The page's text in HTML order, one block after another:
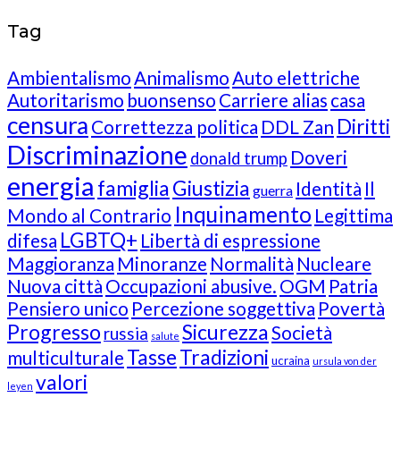
Tag
Ambientalismo Animalismo Auto elettriche
Autoritarismo buonsenso Carriere alias casa
censura Correttezza politica DDL Zan Diritti
Discriminazione donald trump Doveri
energia famigliaGiustizia guerra Identità Il
Mondo al Contrario Inquinamento Legittima
difesa LGBTQ+ Libertà di espressione
Maggioranza Minoranze Normalità Nucleare
Nuova città Occupazioni abusive. OGM Patria
Pensiero unico Percezione soggettiva Povertà
Progresso russia salute SicurezzaSocietà
multiculturale TasseTradizioni ucraina ursula von der
leyen valori